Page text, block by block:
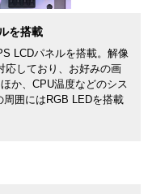
を搭載
LCDパネルを搭載。解像
応しており、お好みの画
か、CPU温度などのシス
囲にはRGB LEDを搭載